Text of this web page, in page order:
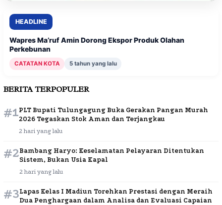
HEADLINE
Wapres Ma’ruf Amin Dorong Ekspor Produk Olahan
Perkebunan
CATATAN KOTA 5 tahun yang lalu
BERITA TERPOPULER
#1PLT Bupati Tulungagung Buka Gerakan Pangan Murah
2026 Tegaskan Stok Aman dan Terjangkau
2 hari yang lalu
#2Bambang Haryo: Keselamatan Pelayaran Ditentukan
Sistem, Bukan Usia Kapal
2 hari yang lalu
#3Lapas Kelas I Madiun Torehkan Prestasi dengan Meraih
Dua Penghargaan dalam Analisa dan Evaluasi Capaian